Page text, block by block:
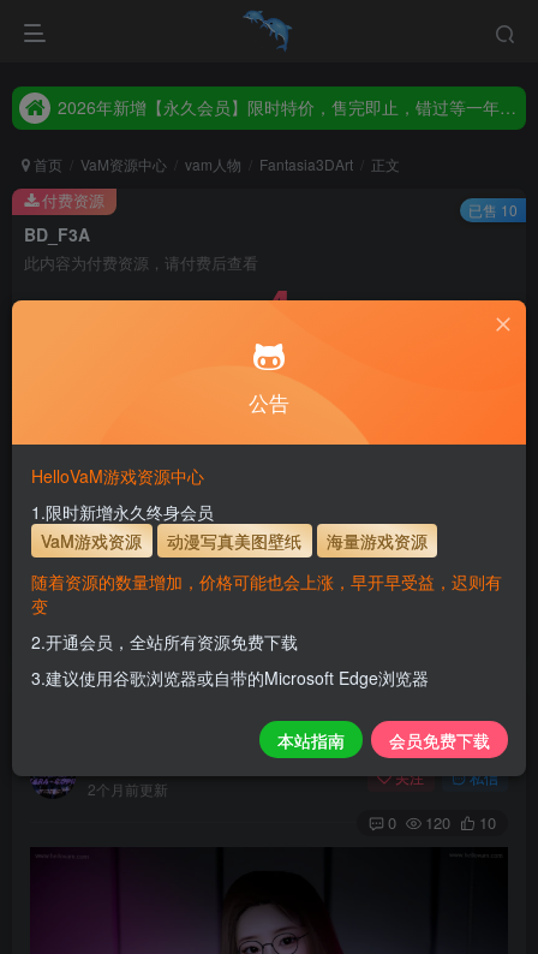
2026年新增【永久会员】限时特价，售完即止，错过等一年！！！
2026年新增【永久会员】限时特价，售完即止，错过等一年！！！
首页 VaM资源中心 vam人物 Fantasia3DArt 正文
BD_F3A
此内容为付费资源，请付费后查看
4
立即购买
主流网盘——高速下载
支付页面打不开或支付后不跳转请联系QQ：3317425885
使用方法
解压后，放进文件夹AddonPackages即可，更多请看本
付费资源 已售 10
2个月前更新
关注 私信
0 120 10
公告
HelloVaM游戏资源中心
1.限时新增永久终身会员
VaM游戏资源
动漫写真美图壁纸
海量游戏资源
随着资源的数量增加，价格可能也会上涨，早开早受益，迟则有
变
2.开通会员，全站所有资源免费下载
3.建议使用谷歌浏览器或自带的Microsoft Edge浏览器
本站指南 会员免费下载